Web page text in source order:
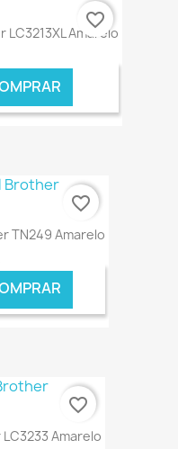
€ ONLINE
Amarelo
€ ONLINE
favorite_border
TN249 Amarelo
favorite_border
Amarelo
favorite_border